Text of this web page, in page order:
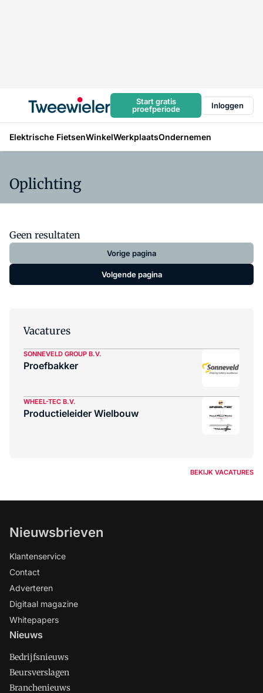
Start gratis
proefperiode
Inloggen
Elektrische FietsenWinkelWerkplaatsOndernemen
Oplichting
Geen resultaten
Vorige pagina
Volgende pagina
Vacatures
SONNEVELD GROUP B.V.
Proefbakker
WHEEL-TEC B.V.
Productieleider Wielbouw
BEKIJK VACATURES
Nieuwsbrieven
Klantenservice
Contact
Adverteren
Digitaal magazine
Whitepapers
Nieuws
Bedrijfsnieuws
Beursverslagen
Branchenieuws